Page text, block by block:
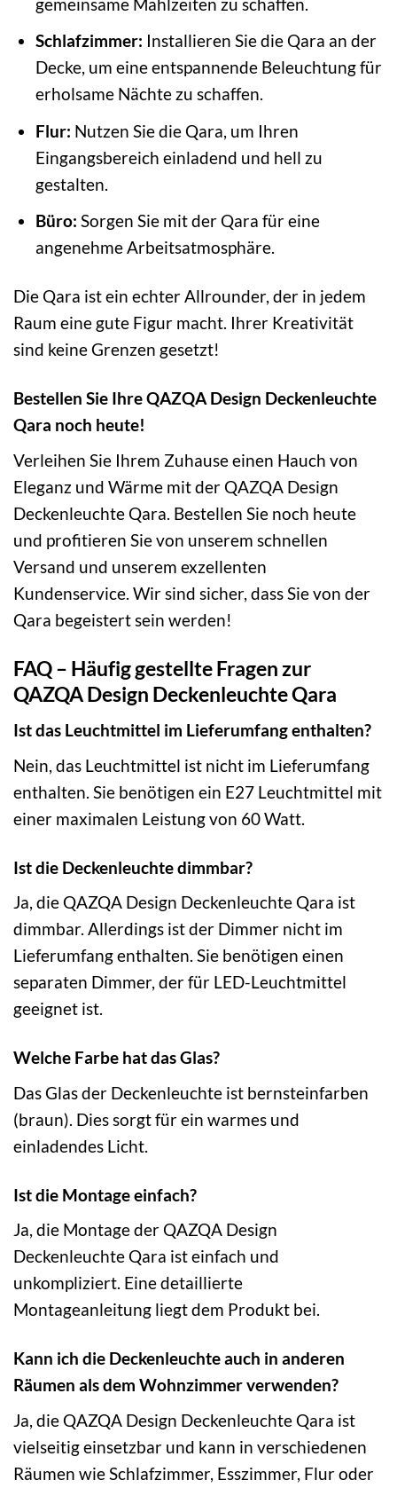
Schlafzimmer: Installieren Sie die Qara an der
Decke, um eine entspannende Beleuchtung für
erholsame Nächte zu schaffen.
Flur: Nutzen Sie die Qara, um Ihren
Eingangsbereich einladend und hell zu
gestalten.
Büro: Sorgen Sie mit der Qara für eine
angenehme Arbeitsatmosphäre.
Die Qara ist ein echter Allrounder, der in jedem
Raum eine gute Figur macht. Ihrer Kreativität
sind keine Grenzen gesetzt!
Bestellen Sie Ihre QAZQA Design Deckenleuchte
Qara noch heute!
Verleihen Sie Ihrem Zuhause einen Hauch von
Eleganz und Wärme mit der QAZQA Design
Deckenleuchte Qara. Bestellen Sie noch heute
und profitieren Sie von unserem schnellen
Versand und unserem exzellenten
Kundenservice. Wir sind sicher, dass Sie von der
Qara begeistert sein werden!
FAQ – Häufig gestellte Fragen zur
QAZQA Design Deckenleuchte Qara
Ist das Leuchtmittel im Lieferumfang enthalten?
Nein, das Leuchtmittel ist nicht im Lieferumfang
enthalten. Sie benötigen ein E27 Leuchtmittel mit
einer maximalen Leistung von 60 Watt.
Ist die Deckenleuchte dimmbar?
Ja, die QAZQA Design Deckenleuchte Qara ist
dimmbar. Allerdings ist der Dimmer nicht im
Lieferumfang enthalten. Sie benötigen einen
separaten Dimmer, der für LED-Leuchtmittel
geeignet ist.
Welche Farbe hat das Glas?
Das Glas der Deckenleuchte ist bernsteinfarben
(braun). Dies sorgt für ein warmes und
einladendes Licht.
Ist die Montage einfach?
Ja, die Montage der QAZQA Design
Deckenleuchte Qara ist einfach und
unkompliziert. Eine detaillierte
Montageanleitung liegt dem Produkt bei.
Kann ich die Deckenleuchte auch in anderen
Räumen als dem Wohnzimmer verwenden?
Ja, die QAZQA Design Deckenleuchte Qara ist
vielseitig einsetzbar und kann in verschiedenen
Räumen wie Schlafzimmer, Esszimmer, Flur oder